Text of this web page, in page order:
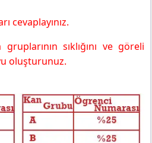
Kitabı Sayfa 210 Cevapları MEB
cevaplayınız.
sıklığını ve göreli
oluşturunuz.